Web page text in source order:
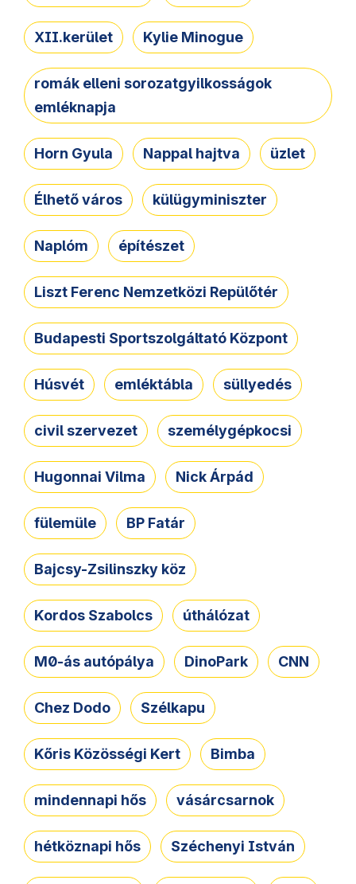
XII.kerület Kylie Minogue
romák elleni sorozatgyilkosságok
emléknapja
Horn Gyula Nappal hajtva üzlet
Élhető város külügyminiszter
Naplóm építészet
Liszt Ferenc Nemzetközi Repülőtér
Budapesti Sportszolgáltató Központ
Húsvét emléktábla süllyedés
civil szervezet személygépkocsi
Hugonnai Vilma Nick Árpád
fülemüle BP Fatár
Bajcsy-Zsilinszky köz
Kordos Szabolcs úthálózat
M0-ás autópálya DinoPark CNN
Chez Dodo Szélkapu
Kőris Közösségi Kert Bimba
mindennapi hős vásárcsarnok
hétköznapi hős Széchenyi István